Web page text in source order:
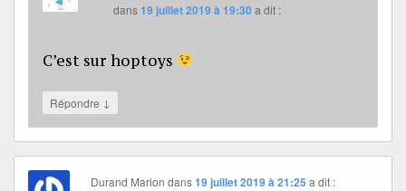
dans19 juillet 2019 à 19:30 a dit :
C’est sur hoptoys
Répondre ↓
Durand Marion dans19 juillet 2019 à 21:25 a dit :